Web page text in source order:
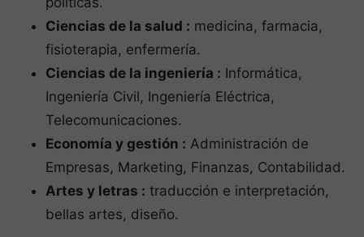
Ciencias de la salud : medicina, farmacia,
fisioterapia, enfermería.
Ciencias de la ingeniería : Informática,
Ingeniería Civil, Ingeniería Eléctrica,
Telecomunicaciones.
Economía y gestión : Administración de
Empresas, Marketing, Finanzas, Contabilidad.
Artes y letras : traducción e interpretación,
bellas artes, diseño.